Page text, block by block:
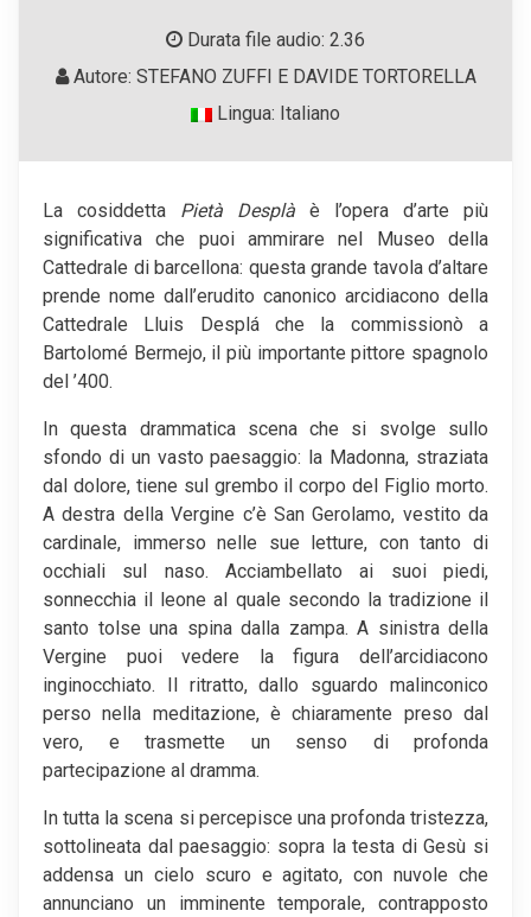
Durata file audio: 2.36
Autore: STEFANO ZUFFI E DAVIDE TORTORELLA
Lingua: Italiano
La cosiddetta Pietà Desplà è l’opera d’arte più
significativa che puoi ammirare nel Museo della
Cattedrale di barcellona: questa grande tavola d’altare
prende nome dall’erudito canonico arcidiacono della
Cattedrale Lluis Desplá che la commissionò a
Bartolomé Bermejo, il più importante pittore spagnolo
del ’400.
In questa drammatica scena che si svolge sullo
sfondo di un vasto paesaggio: la Madonna, straziata
dal dolore, tiene sul grembo il corpo del Figlio morto.
A destra della Vergine c’è San Gerolamo, vestito da
cardinale, immerso nelle sue letture, con tanto di
occhiali sul naso. Acciambellato ai suoi piedi,
sonnecchia il leone al quale secondo la tradizione il
santo tolse una spina dalla zampa. A sinistra della
Vergine puoi vedere la figura dell’arcidiacono
inginocchiato. Il ritratto, dallo sguardo malinconico
perso nella meditazione, è chiaramente preso dal
vero, e trasmette un senso di profonda
partecipazione al dramma.
In tutta la scena si percepisce una profonda tristezza,
sottolineata dal paesaggio: sopra la testa di Gesù si
addensa un cielo scuro e agitato, con nuvole che
annunciano un imminente temporale, contrapposto